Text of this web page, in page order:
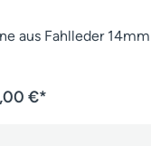
aus Fahlleder 14mm
€*